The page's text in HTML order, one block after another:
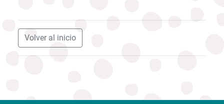
Volver al inicio